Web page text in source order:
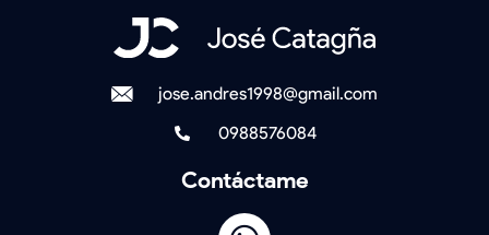
jose.andres1998@gmail.com
0988576084
Contáctame